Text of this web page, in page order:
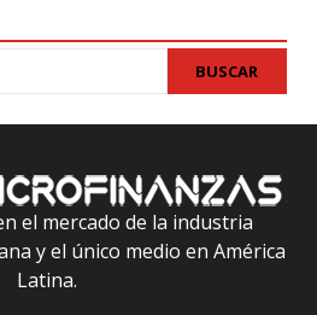
BUSCAR
el mercado de la industria
y el único medio en América
Latina.